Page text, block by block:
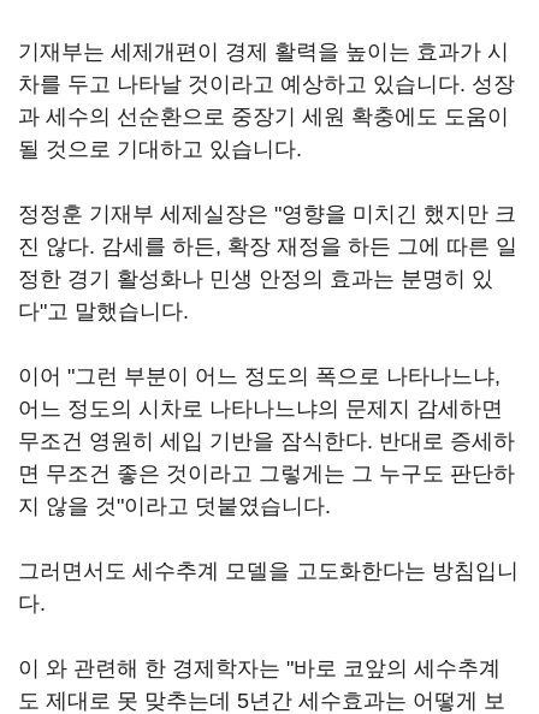
기재부는 세제개편이 경제 활력을 높이는 효과가 시
차를 두고 나타날 것이라고 예상하고 있습니다. 성장
과 세수의 선순환으로 중장기 세원 확충에도 도움이
될 것으로 기대하고 있습니다.
정정훈 기재부 세제실장은 "영향을 미치긴 했지만 크
진 않다. 감세를 하든, 확장 재정을 하든 그에 따른 일
정한 경기 활성화나 민생 안정의 효과는 분명히 있
다"고 말했습니다.
이어 "그런 부분이 어느 정도의 폭으로 나타나느냐,
어느 정도의 시차로 나타나느냐의 문제지 감세하면
무조건 영원히 세입 기반을 잠식한다. 반대로 증세하
면 무조건 좋은 것이라고 그렇게는 그 누구도 판단하
지 않을 것"이라고 덧붙였습니다.
그러면서도 세수추계 모델을 고도화한다는 방침입니
다.
이 와 관련해 한 경제학자는 "바로 코앞의 세수추계
도 제대로 못 맞추는데 5년간 세수효과는 어떻게 보